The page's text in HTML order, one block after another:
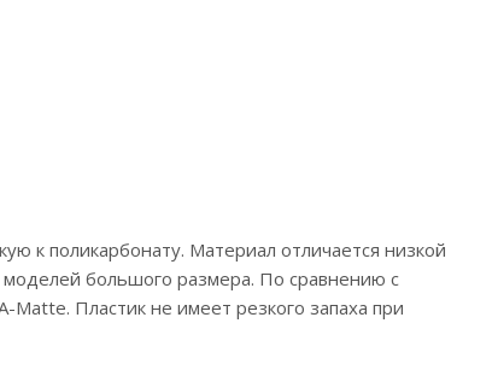
к поликарбонату. Материал отличается низкой
моделей большого размера. По сравнению с
Пластик не имеет резкого запаха при